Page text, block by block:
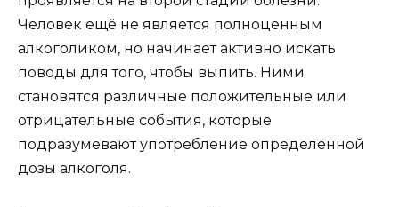
Человек ещё не является полноценным
алкоголиком, но начинает активно искать
поводы для того, чтобы выпить. Ними
становятся различные положительные или
отрицательные события, которые
подразумевают употребление определённой
дозы алкоголя.